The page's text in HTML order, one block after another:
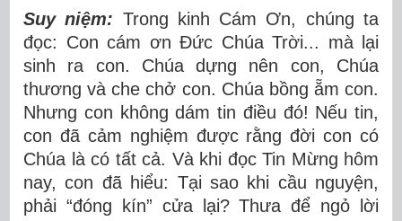
Suy niệm: Trong kinh Cám Ơn, chúng ta
đọc: Con cám ơn Đức Chúa Trời... mà lại
sinh ra con. Chúa dựng nên con, Chúa
thương và che chở con. Chúa bồng ẵm con.
Nhưng con không dám tin điều đó! Nếu tin,
con đã cảm nghiệm được rằng đời con có
Chúa là có tất cả. Và khi đọc Tin Mừng hôm
nay, con đã hiểu: Tại sao khi cầu nguyện,
phải “đóng kín” cửa lại? Thưa để ngỏ lời